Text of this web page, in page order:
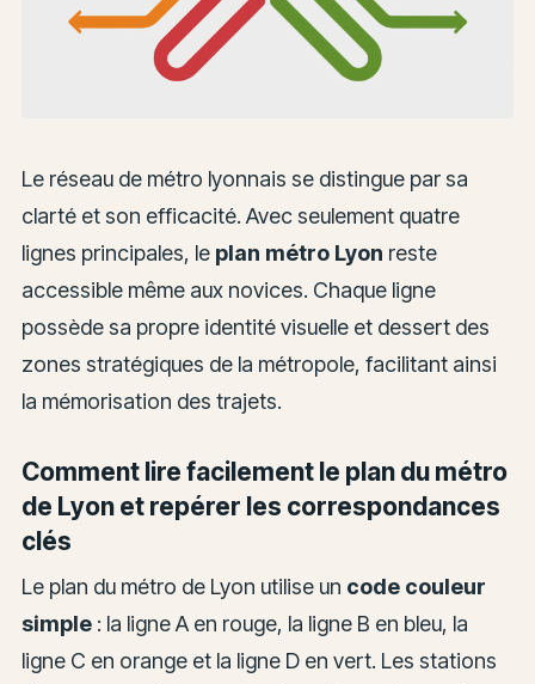
Le réseau de métro lyonnais se distingue par sa
clarté et son efficacité. Avec seulement quatre
lignes principales, le plan métro Lyon reste
accessible même aux novices. Chaque ligne
possède sa propre identité visuelle et dessert des
zones stratégiques de la métropole, facilitant ainsi
la mémorisation des trajets.
Comment lire facilement le plan du métro
de Lyon et repérer les correspondances
clés
Le plan du métro de Lyon utilise un code couleur
simple: la ligne A en rouge, la ligne B en bleu, la
ligne C en orange et la ligne D en vert. Les stations